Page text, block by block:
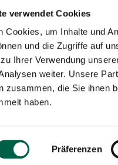
verwendet Cookies
Cookies, um Inhalte und
und die Zugriffe auf
Ihrer Verwendung
weiter. Unsere
zusammen, die Sie ihnen
haben.
Präferenzen